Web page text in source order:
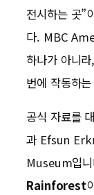
전시하는 곳”
다. MBC
하나가 아니
번에 작동하
공식 자료를
과 Efsun
Museum입
Rainforest